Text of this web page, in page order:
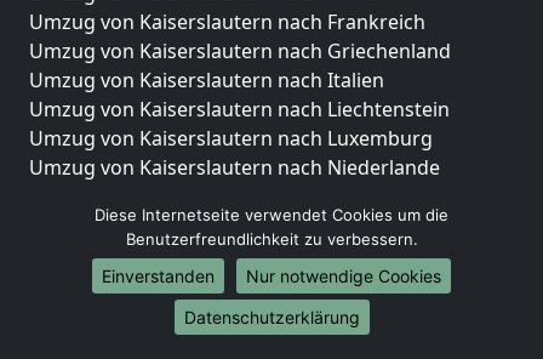
Umzug von Kaiserslautern nach Frankreich
Umzug von Kaiserslautern nach Griechenland
Umzug von Kaiserslautern nach Italien
Umzug von Kaiserslautern nach Liechtenstein
Umzug von Kaiserslautern nach Luxemburg
Umzug von Kaiserslautern nach Niederlande
Umzüge-Deutschlandweit
Umzug von Kaiserslautern nach Berlin
Umzug von Kaiserslautern nach Hamburg
Umzug von Kaiserslautern nach München
Diese Internetseite verwendet Cookies um die
Benutzerfreundlichkeit zu verbessern.
Einverstanden
Nur notwendige Cookies
Datenschutzerklärung